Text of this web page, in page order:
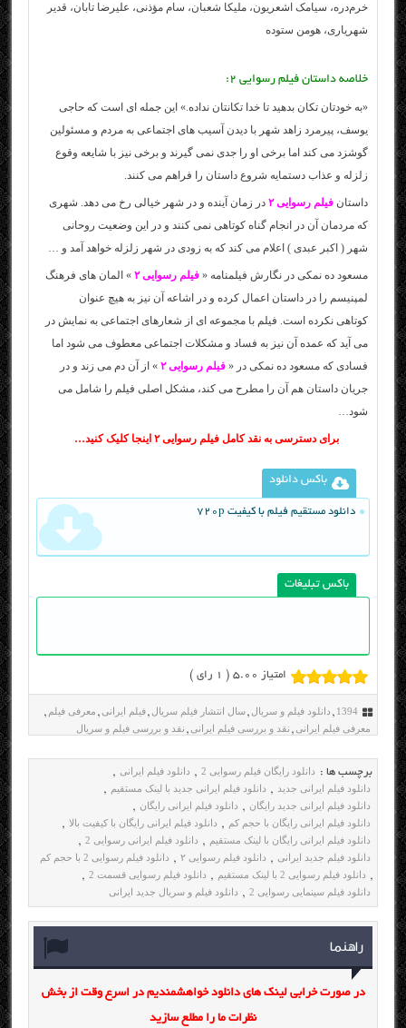
خرم‌دره، سیامک اشعریون، ملیکا شعبان، سام مؤذنی، علیرضا تابان، قدیر
شهریاری، هومن ستوده
خلاصه داستان فیلم رسوایی ۲:
«به خودتان تکان بدهید تا خدا تکانتان نداده.» این جمله ای است که حاجی
یوسف، پیرمرد زاهد شهر با دیدن آسیب های اجتماعی به مردم و مسئولین
گوشزد می کند اما برخی او را جدی نمی گیرند و برخی نیز با شایعه وقوع
زلزله و عذاب دستمایه شروع داستان را فراهم می کنند.
داستانفیلم رسوایی ۲
در زمان آینده و در شهر خیالی رخ می دهد. شهری
که مردمان آن در انجام گناه کوتاهی نمی کنند و در این وضعیت روحانی
شهر ( اکبر عبدی ) اعلام می کند که به زودی در شهر زلزله خواهد آمد و …
مسعود ده نمکی در نگارش فیلمنامه «فیلم رسوایی ۲
» المان های فرهنگ
لمپنیسم را در داستان اعمال کرده و در اشاعه آن نیز به هیچ عنوان
کوتاهی نکرده است. فیلم با مجموعه ای از شعارهای اجتماعی به نمایش در
می آید که عمده آن نیز به فساد و مشکلات اجتماعی معطوف می شود اما
فسادی که مسعود ده نمکی در «فیلم رسوایی ۲
» از آن دم می زند و در
جریان داستان هم آن را مطرح می کند، مشکل اصلی فیلم را شامل می
شود…
برای دسترسی به نقد کامل فیلم رسوایی ۲ اینجا کلیک کنید…
باکس دانلود
دانلود مستقیم فیلم با کیفیت 720p
باکس تبلیغات
امتیاز 5.00 ( 1 رای )
1394
, دانلود فیلم و سریال ,سال انتشار فیلم سریال ,فیلم ایرانی, معرفی فیلم ,
معرفی فیلم ایرانی, نقد و بررسی فیلم ایرانی, نقد و بررسی فیلم و سریال
برچسب ها : دانلود رایگان فیلم رسوایی 2 , دانلود فیلم ایرانی ,
دانلود فیلم ایرانی جدید , دانلود فیلم ایرانی جدید با لینک مستقیم ,
دانلود فیلم ایرانی جدید رایگان , دانلود فیلم ایرانی رایگان ,
دانلود فیلم ایرانی رایگان با حجم کم , دانلود فیلم ایرانی رایگان با کیفیت بالا ,
دانلود فیلم ایرانی رایگان با لینک مستقیم , دانلود فیلم ایرانی رسوایی 2 ,
دانلود فیلم جدید ایرانی , دانلود فیلم رسوایی ۲ , دانلود فیلم رسوایی 2 با حجم کم
, دانلود فیلم رسوایی 2 با لینک مستقیم , دانلود فیلم رسوایی قسمت 2 ,
دانلود فیلم سینمایی رسوایی 2 , دانلود فیلم و سریال جدید ایرانی
راهنما
در صورت خرابی لینک های دانلود خواهشمندیم در اسرع وقت از بخش
نظرات ما را مطلع سازید